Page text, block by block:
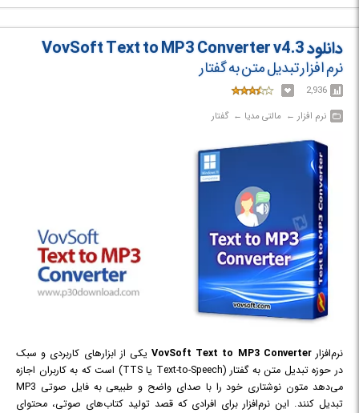
هوشمند" (Smart Modes) پیشرفته برای کارهایی مانند دیکته کد، خلاصه‌سازی و
ترجمه است و در عین حال سفارشی‌سازی عمیق را از طریق یک ویرایشگر داخلی
ارائه می‌دهد.
دانلود VovSoft Text to MP3 Converter v4.3
نرم افزار تبدیل متن به گفتار
2,936
نرم افزار‎ ← ‏ مالتی مدیا‎ ← ‏ گفتار
نرم‌افزارVovSoft Text to MP3 Converterیکی از ابزارهای کاربردی و سبک
در حوزه تبدیل متن به گفتار (Text-to-Speech یا TTS) است که به کاربران اجازه
می‌دهد متون نوشتاری خود را با صدای واضح و طبیعی به فایل صوتی MP3
تبدیل کنند. این نرم‌افزار برای افرادی که قصد تولید کتاب‌های صوتی، محتوای